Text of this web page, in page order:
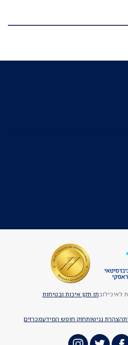
הצהרת נגישותחוק חופש המידעמכרזים
תו תקן איכות ובטיחות